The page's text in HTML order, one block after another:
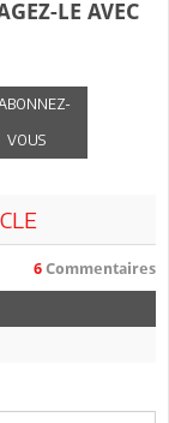
LE AVEC
VOUS
6 Commentaires